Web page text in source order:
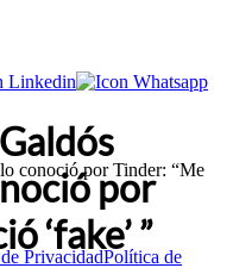
conoció por Tinder: “Me
PrivacidadPolítica de
por
‘fake’ ”